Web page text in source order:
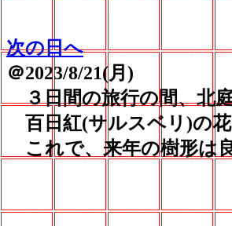
次の日へ
＠2023/8/21(月)
３日間の旅行の間、北
百日紅(サルスベリ)の
これで、来年の樹形は